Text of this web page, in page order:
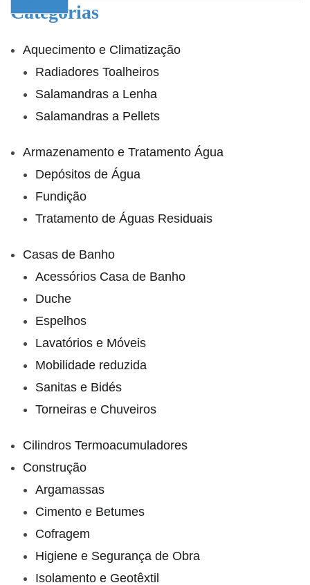
Categorias
Aquecimento e Climatização
Radiadores Toalheiros
Salamandras a Lenha
Salamandras a Pellets
Armazenamento e Tratamento Água
Depósitos de Água
Fundição
Tratamento de Águas Residuais
Casas de Banho
Acessórios Casa de Banho
Duche
Espelhos
Lavatórios e Móveis
Mobilidade reduzida
Sanitas e Bidés
Torneiras e Chuveiros
Cilindros Termoacumuladores
Construção
Argamassas
Cimento e Betumes
Cofragem
Higiene e Segurança de Obra
Isolamento e Geotêxtil